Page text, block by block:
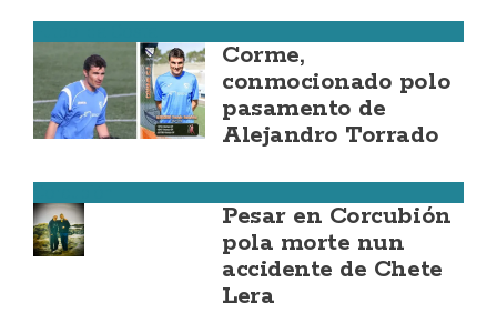
Corme,
conmocionado polo
pasamento de
Alejandro Torrado
Pesar en Corcubión
pola morte nun
accidente de Chete
Lera